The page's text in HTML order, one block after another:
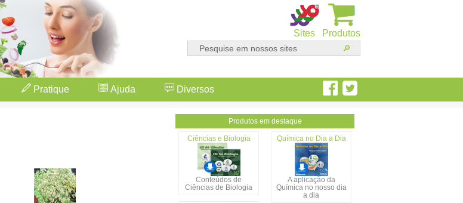
Produtos
Sites
Pratique Ajuda Diversos
Produtos em destaque
Ciências e Biologia
Conteúdos de
Ciências de Biologia
Química no Dia a Dia
A aplicação da
Química no nosso dia
a dia